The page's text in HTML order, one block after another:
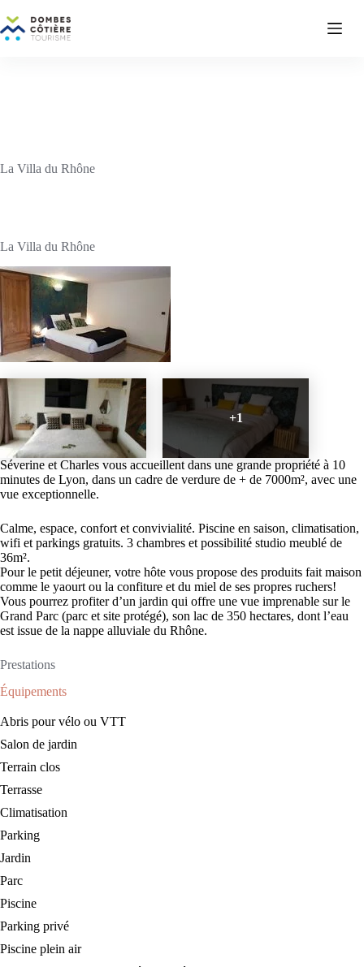
au
contenu
La Villa du Rhône
La Villa du Rhône
+1
Séverine et Charles vous accueillent dans une grande propriété à 10
minutes de Lyon, dans un cadre de verdure de + de 7000m², avec une
vue exceptionnelle.
Calme, espace, confort et convivialité. Piscine en saison, climatisation,
wifi et parkings gratuits. 3 chambres et possibilité studio meublé de
36m².
Pour le petit déjeuner, votre hôte vous propose des produits fait maison
comme le yaourt ou la confiture et du miel de ses propres ruchers!
Vous pourrez profiter d’un jardin qui offre une vue imprenable sur le
Grand Parc (parc et site protégé), son lac de 350 hectares, dont l’eau
est issue de la nappe alluviale du Rhône.
Prestations
Équipements
Abris pour vélo ou VTT
Salon de jardin
Terrain clos
Terrasse
Climatisation
Parking
Jardin
Parc
Piscine
Parking privé
Piscine plein air